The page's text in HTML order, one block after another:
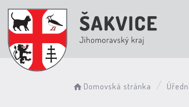
Domovská stránka